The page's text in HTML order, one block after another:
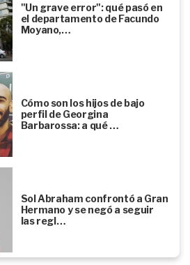
"Un grave error": qué pasó en
el departamento de Facundo
Moyano,…
Cómo son los hijos de bajo
perfil de Georgina
Barbarossa: a qué …
Sol Abraham confrontó a Gran
Hermano y se negó a seguir
las regl…